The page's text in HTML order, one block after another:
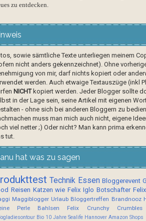
zu entdecken.
sowie sämtliche Texte unterliegen meinem
nicht anders gekennzeichnet). Ohne
von mir, darf nichts kopiert oder
werden. Auch etwaige Textauszüge (inkl
NICHTkopiert werden. Jeder Blogger sollte
in der Lage sein, seine Artikel mit eigenen
- ohne sich bei anderen Bloggern zu
muss man mich auch nicht, eigene
viel netter ;) Oder nicht? Man kann prima
tut.
hat was zu sagen
Technik Essen Bloggerevent
Reisen Katzen wie Felix Iglo Botschafter Felix
Maggiblogger Urlaub Bloggertreffen Brandnooz
Perle
Bahlsen Felix Crunchy Crumbles
Bio 10 Jahre Sealife Hannover Amazon Shops